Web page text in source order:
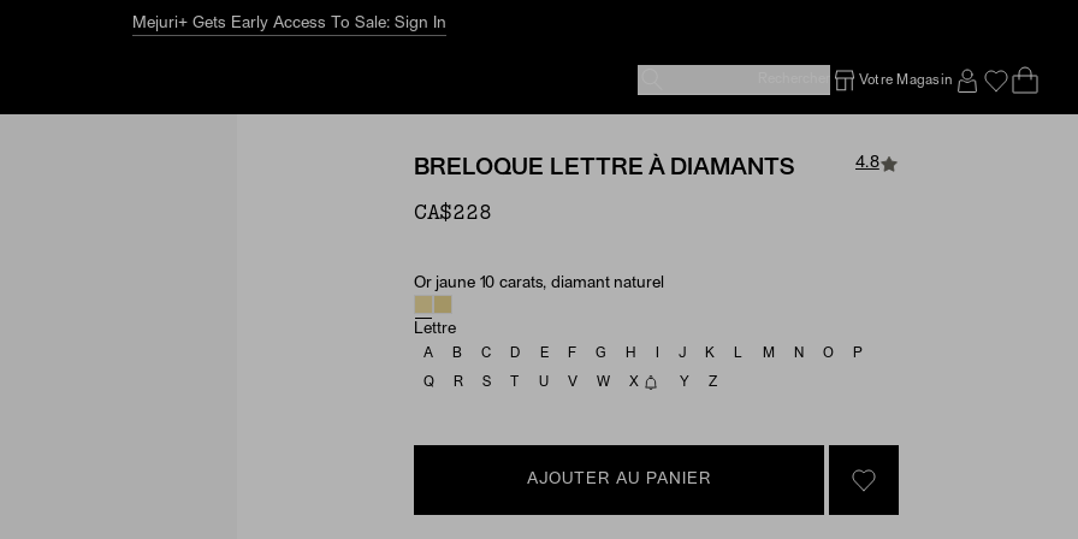
Le guide estivalExplorez
Votre Magasin
BRELOQUE LETTRE À DIAMANTS 4.8
CA$228
Material & Stone Options
Or jaune 10 carats, diamant naturel
Lettre
A B C D E F G H J K L M N O P
Q R S U V W X Y Z
AJOUTER AU PANIER
SIGN IN TO GO TO